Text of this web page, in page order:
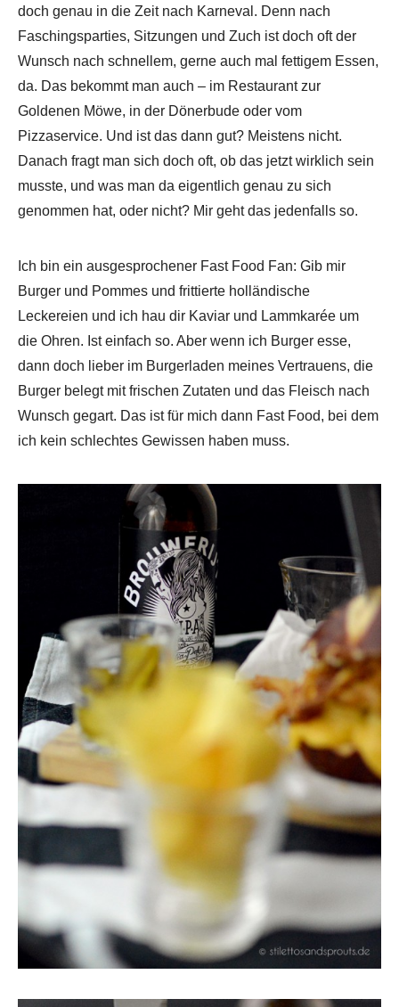
doch genau in die Zeit nach Karneval. Denn nach
Faschingsparties, Sitzungen und Zuch ist doch oft der
Wunsch nach schnellem, gerne auch mal fettigem Essen,
da. Das bekommt man auch – im Restaurant zur
Goldenen Möwe, in der Dönerbude oder vom
Pizzaservice. Und ist das dann gut? Meistens nicht.
Danach fragt man sich doch oft, ob das jetzt wirklich sein
musste, und was man da eigentlich genau zu sich
genommen hat, oder nicht? Mir geht das jedenfalls so.
Ich bin ein ausgesprochener Fast Food Fan: Gib mir
Burger und Pommes und frittierte holländische
Leckereien und ich hau dir Kaviar und Lammkarée um
die Ohren. Ist einfach so. Aber wenn ich Burger esse,
dann doch lieber im Burgerladen meines Vertrauens, die
Burger belegt mit frischen Zutaten und das Fleisch nach
Wunsch gegart. Das ist für mich dann Fast Food, bei dem
ich kein schlechtes Gewissen haben muss.